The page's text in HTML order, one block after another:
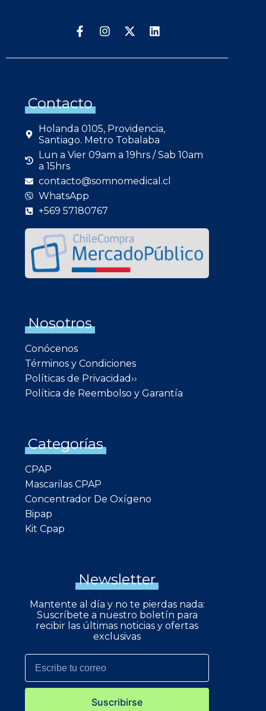
Contacto
Holanda 0105, Providencia,
Santiago. Metro Tobalaba
Lun a Vier 09am a 19hrs / Sab 10am
a 15hrs
contacto@somnomedical.cl
WhatsApp
+569 57180767
Nosotros
Conócenos
Términos y Condiciones
Políticas de Privacidad››
Política de Reembolso y Garantía
Categorías
CPAP
Mascarilas CPAP
Concentrador De Oxígeno
Bipap
Kit Cpap
Newsletter
Mantente al día y no te pierdas nada:
Suscríbete a nuestro boletín para
recibir las últimas noticias y ofertas
exclusivas
Suscribirse